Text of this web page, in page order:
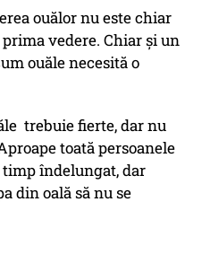
ouălor nu este chiar
vedere. Chiar și un
ouăle necesită o
trebuie fierte, dar nu
toată persoanele
timp îndelungat, dar
din oală să nu se